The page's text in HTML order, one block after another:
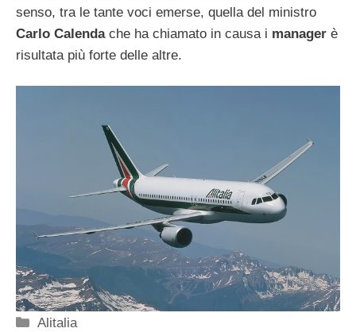
senso, tra le tante voci emerse, quella del ministro
Carlo Calendache ha chiamato in causa i manager è
risultata più forte delle altre.
Categorie
Alitalia